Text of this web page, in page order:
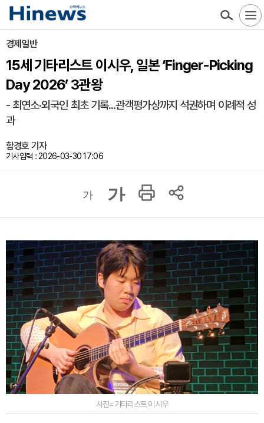
경제일반
15세 기타리스트 이시우, 일본 ‘Finger-Picking
Day 2026’ 3관왕
- 최연소·외국인 최초 기록...관객평가상까지 석권하며 이례적 성
과
함경호 기자
기사입력 : 2026-03-30 17:06
가 가
사진=기타리스트 이시우